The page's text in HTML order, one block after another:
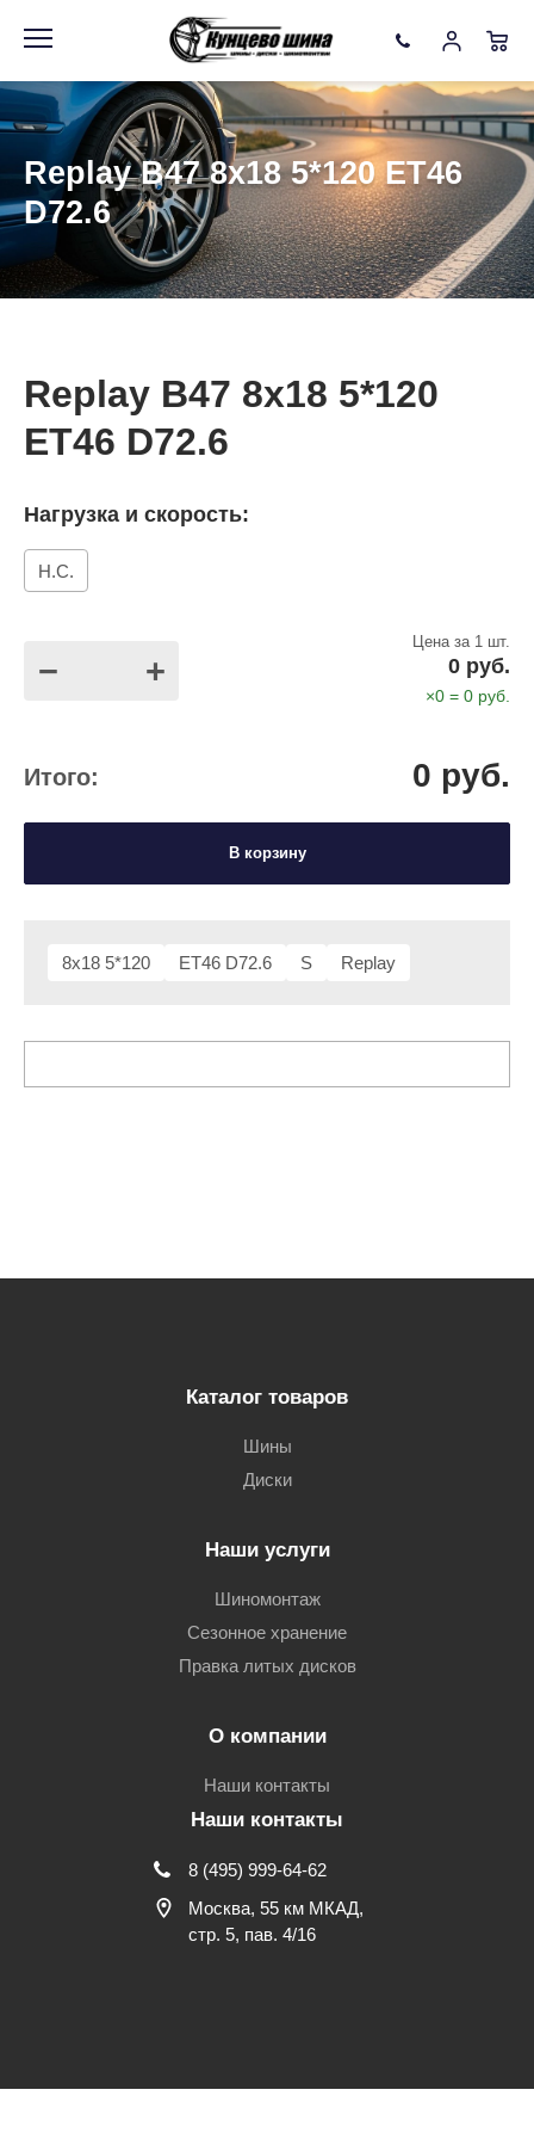
Replay B47 8x18 5*120 ET46
D72.6
Replay B47 8x18 5*120
ET46 D72.6
8x18 5*120 ET46 D72.6 S Replay
Нагрузка и скорость:
Н.С.
− +
Цена за 1 шт.
0 руб.
×0 = 0 руб.
Итого: 0 руб.
В корзину
Каталог товаров
Шины
Диски
Наши услуги
Шиномонтаж
Сезонное хранение
Правка литых дисков
О компании
Наши контакты
Наши контакты
8 (495) 999-64-62
Москва, 55 км МКАД,
стр. 5, пав. 4/16
Информация Фото товара